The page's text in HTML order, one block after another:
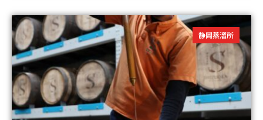
静岡蒸溜所